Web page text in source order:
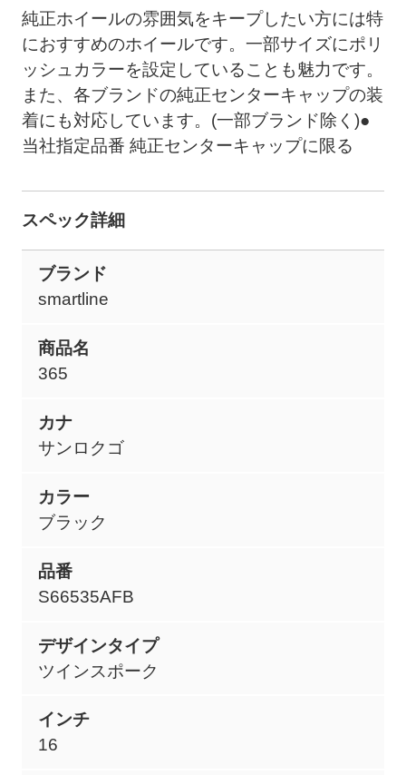
純正ホイールの雰囲気をキープしたい方には特
におすすめのホイールです。一部サイズにポリ
ッシュカラーを設定していることも魅力です。
また、各ブランドの純正センターキャップの装
着にも対応しています。(一部ブランド除く)●
当社指定品番 純正センターキャップに限る
スペック詳細
ブランド
smartline
商品名
365
カナ
サンロクゴ
カラー
ブラック
品番
S66535AFB
デザインタイプ
ツインスポーク
インチ
16